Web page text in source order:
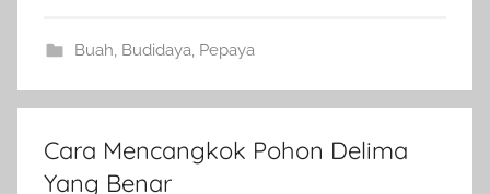
Buah Budidaya Pepaya
Cara Mencangkok Pohon Delima
Yang Benar